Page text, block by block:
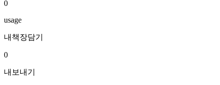
0
usage
내책장담기
0
내보내기